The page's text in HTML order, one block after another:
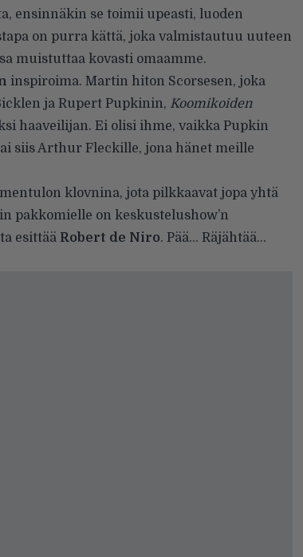
ensinnäkin se toimii upeasti, luoden
on purra kättä, joka valmistautuu uuteen
muistuttaa kovasti omaamme.
inspiroima. Martin hiton Scorsesen, joka
ja Rupert Pupkinin, Koomikoiden
haaveilijan. Ei olisi ihme, vaikka Pupkin
siis Arthur Fleckille, jona hänet meille
klovnina, jota pilkkaavat jopa yhtä
pakkomielle on keskustelushow’n
esittää Robert de Niro. Pää… Räjähtää…